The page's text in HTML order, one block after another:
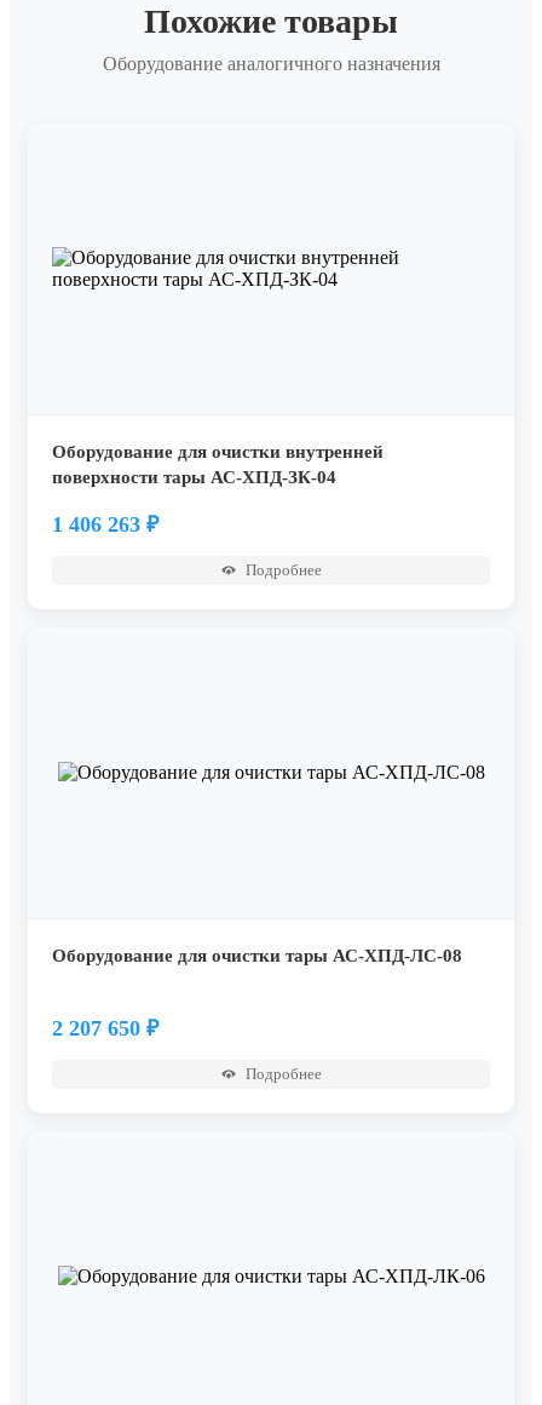
Похожие товары
Оборудование аналогичного назначения
Оборудование для очистки внутренней
поверхности тары АС-ХПД-ЗК-04
1 406 263 ₽
Подробнее
Оборудование для очистки тары АС-ХПД-ЛС-08
2 207 650 ₽
Подробнее